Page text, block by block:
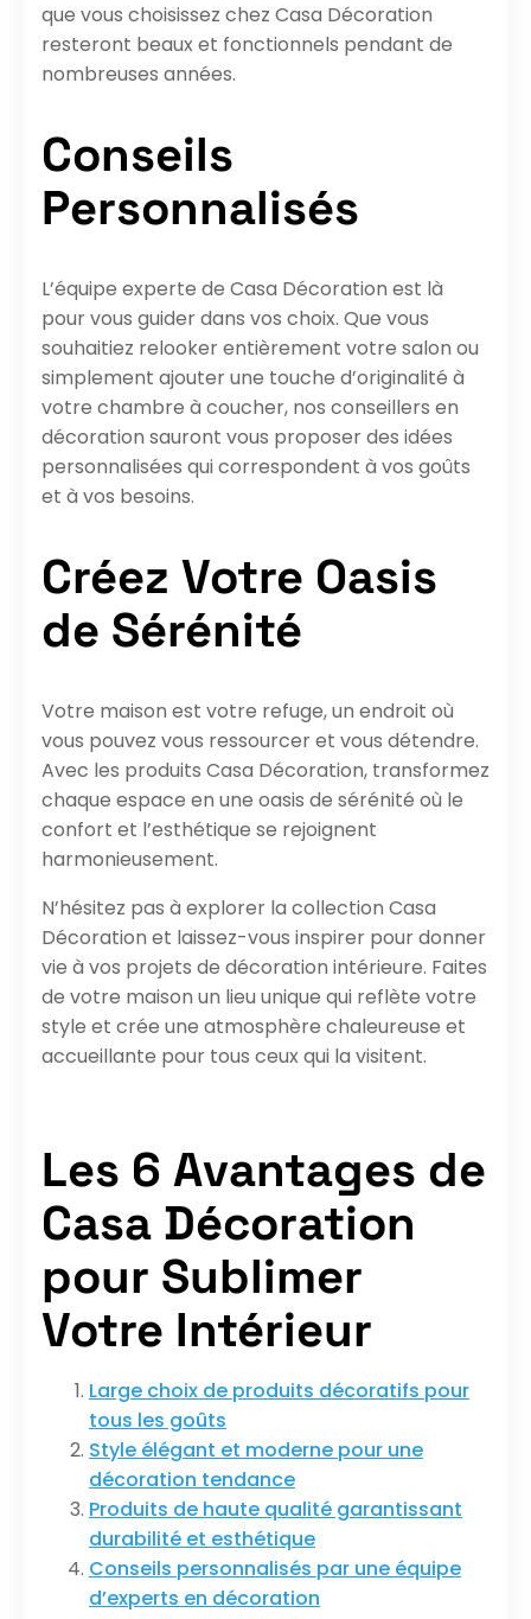
que vous choisissez chez Casa Décoration
resteront beaux et fonctionnels pendant de
nombreuses années.
Conseils
Personnalisés
L’équipe experte de Casa Décoration est là
pour vous guider dans vos choix. Que vous
souhaitiez relooker entièrement votre salon ou
simplement ajouter une touche d’originalité à
votre chambre à coucher, nos conseillers en
décoration sauront vous proposer des idées
personnalisées qui correspondent à vos goûts
et à vos besoins.
Créez Votre Oasis
de Sérénité
Votre maison est votre refuge, un endroit où
vous pouvez vous ressourcer et vous détendre.
Avec les produits Casa Décoration, transformez
chaque espace en une oasis de sérénité où le
confort et l’esthétique se rejoignent
harmonieusement.
N’hésitez pas à explorer la collection Casa
Décoration et laissez-vous inspirer pour donner
vie à vos projets de décoration intérieure. Faites
de votre maison un lieu unique qui reflète votre
style et crée une atmosphère chaleureuse et
accueillante pour tous ceux qui la visitent.
Les 6 Avantages de
Casa Décoration
pour Sublimer
Votre Intérieur
Large choix de produits décoratifs pour
tous les goûts
Style élégant et moderne pour une
décoration tendance
Produits de haute qualité garantissant
durabilité et esthétique
Conseils personnalisés par une équipe
d’experts en décoration